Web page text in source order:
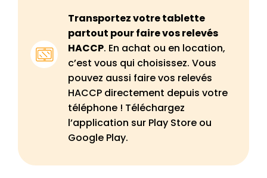
Transportez votre tablette
partout pour faire vos relevés
HACCP. En achat ou en location,
c’est vous qui choisissez. Vous
pouvez aussi faire vos relevés
HACCP directement depuis votre
téléphone ! Téléchargez
l’application sur Play Store ou
Google Play.